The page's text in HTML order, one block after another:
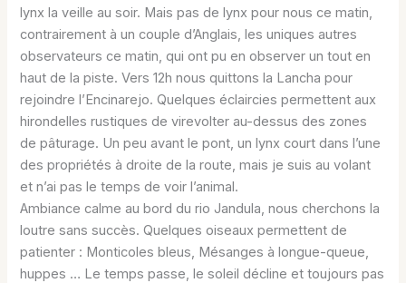
lynx la veille au soir. Mais pas de lynx pour nous ce matin,
contrairement à un couple d’Anglais, les uniques autres
observateurs ce matin, qui ont pu en observer un tout en
haut de la piste. Vers 12h nous quittons la Lancha pour
rejoindre l’Encinarejo. Quelques éclaircies permettent aux
hirondelles rustiques de virevolter au-dessus des zones
de pâturage. Un peu avant le pont, un lynx court dans l’une
des propriétés à droite de la route, mais je suis au volant
et n’ai pas le temps de voir l’animal.
Ambiance calme au bord du rio Jandula, nous cherchons la
loutre sans succès. Quelques oiseaux permettent de
patienter : Monticoles bleus, Mésanges à longue-queue,
huppes … Le temps passe, le soleil décline et toujours pas